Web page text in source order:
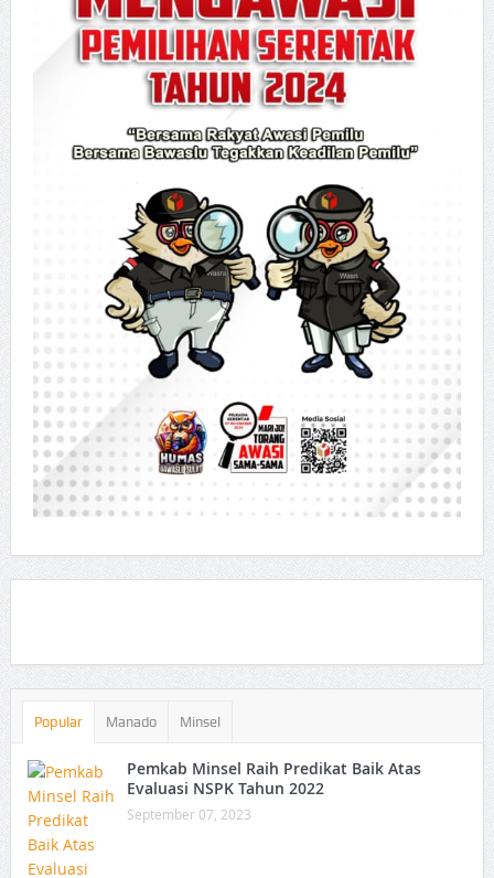
Popular Manado Minsel
Pemkab Minsel Raih Predikat Baik Atas
Evaluasi NSPK Tahun 2022
September 07, 2023